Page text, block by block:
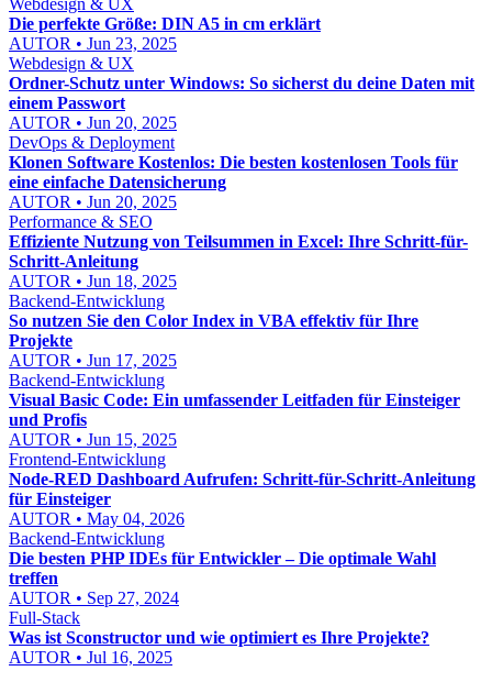
Webdesign & UX
Die perfekte Größe: DIN A5 in cm erklärt
AUTOR • Jun 23, 2025
Webdesign & UX
Ordner-Schutz unter Windows: So sicherst du deine Daten mit
einem Passwort
AUTOR • Jun 20, 2025
DevOps & Deployment
Klonen Software Kostenlos: Die besten kostenlosen Tools für
eine einfache Datensicherung
AUTOR • Jun 20, 2025
Performance & SEO
Effiziente Nutzung von Teilsummen in Excel: Ihre Schritt-für-
Schritt-Anleitung
AUTOR • Jun 18, 2025
Backend-Entwicklung
So nutzen Sie den Color Index in VBA effektiv für Ihre
Projekte
AUTOR • Jun 17, 2025
Backend-Entwicklung
Visual Basic Code: Ein umfassender Leitfaden für Einsteiger
und Profis
AUTOR • Jun 15, 2025
Frontend-Entwicklung
Node-RED Dashboard Aufrufen: Schritt-für-Schritt-Anleitung
für Einsteiger
AUTOR • May 04, 2026
Backend-Entwicklung
Die besten PHP IDEs für Entwickler – Die optimale Wahl
treffen
AUTOR • Sep 27, 2024
Full-Stack
Was ist Sconstructor und wie optimiert es Ihre Projekte?
AUTOR • Jul 16, 2025